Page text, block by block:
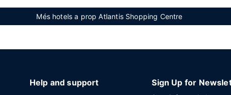
Més hotels a prop Atlantis Shopping Centre
Help and support Sign Up for